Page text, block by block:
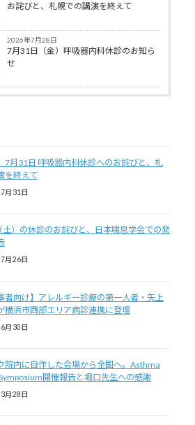
お詫びと、札幌での講演を終えて
2026年7月28日
7月31日（金）呼吸器内科休診のお知ら
せ
7月31日 呼吸器内科休診へのお詫びと、札
を終えて
月31日
）の休診のお詫びと、日本喘息学会での発
月26日
者向け】アレルギー診療の第一人者・矢上
横浜市西部エリア病診連携に登壇
月30日
院内に自作した会場から全国へ。Asthma
開催報告と堀口先生への感謝
月28日